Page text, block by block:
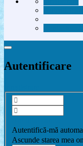
Autentificare
Autentifică-mă
Ascunde starea mea